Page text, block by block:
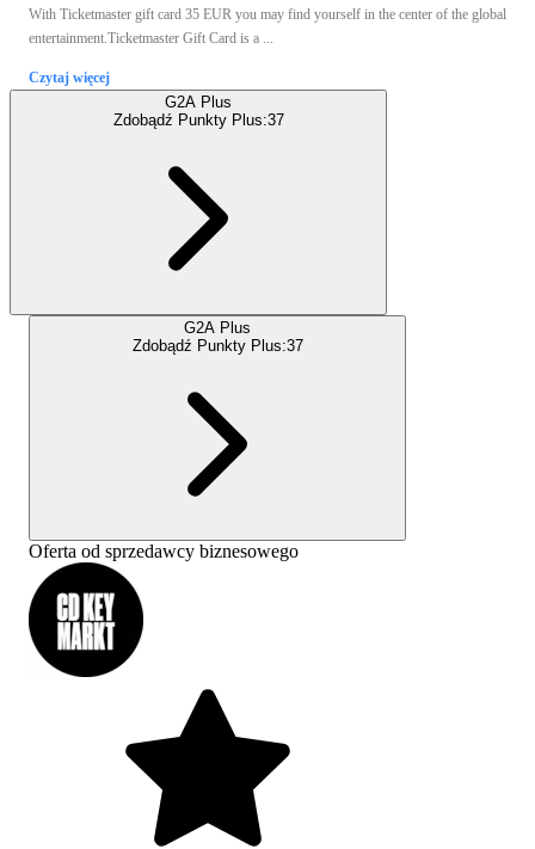
With Ticketmaster gift card 35 EUR you may find yourself in the center of the global
entertainment.Ticketmaster Gift Card is a ...
Czytaj więcej
G2A Plus
Zdobądź Punkty Plus:37
G2A Plus
Zdobądź Punkty Plus:37
Oferta od sprzedawcy biznesowego